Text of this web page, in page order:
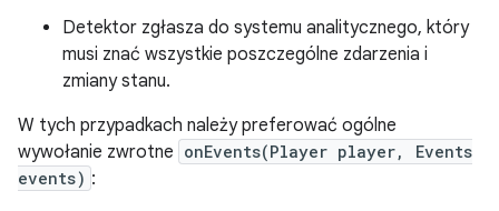
Detektor zgłasza do systemu analitycznego, który
musi znać wszystkie poszczególne zdarzenia i
zmiany stanu.
W tych przypadkach należy preferować ogólne
wywołanie zwrotne onEvents(Player player, Events
events) :